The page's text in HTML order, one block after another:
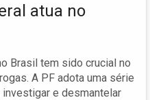
atua no
Brasil tem sido crucial no
A PF adota uma série
e desmantelar